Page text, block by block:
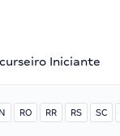
Iniciante
RO RR RS SC